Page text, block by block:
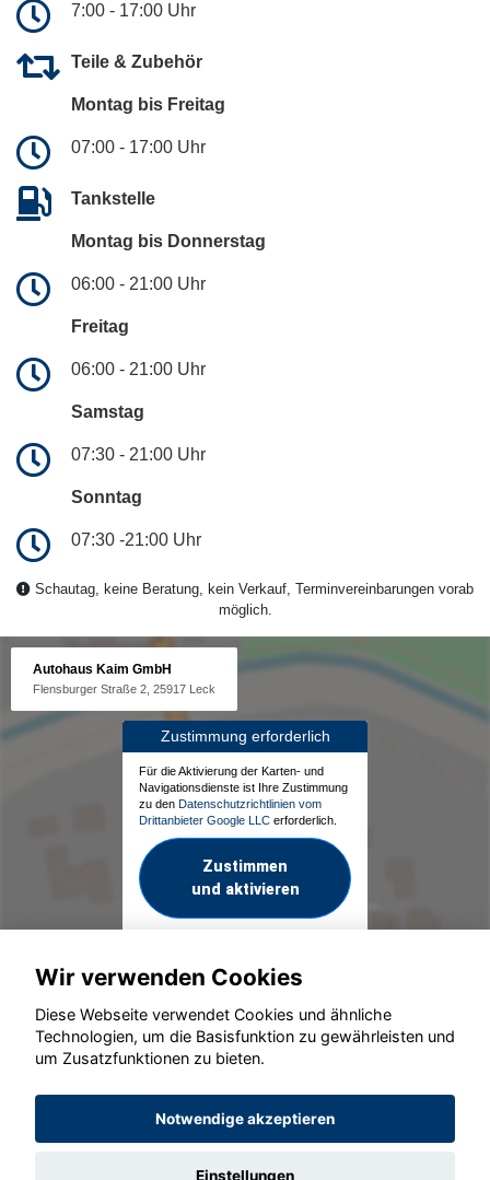
7:00 - 17:00 Uhr
Teile & Zubehör
Montag bis Freitag
07:00 - 17:00 Uhr
Tankstelle
Montag bis Donnerstag
06:00 - 21:00 Uhr
Freitag
06:00 - 21:00 Uhr
Samstag
07:30 - 21:00 Uhr
Sonntag
07:30 -21:00 Uhr
Schautag, keine Beratung, kein Verkauf, Terminvereinbarungen vorab
möglich.
Autohaus Kaim GmbH
Flensburger Straße 2, 25917 Leck
Zustimmung erforderlich
Für die Aktivierung der Karten- und
Navigationsdienste ist Ihre Zustimmung
zu den Datenschutzrichtlinien vom
Drittanbieter Google LLC erforderlich.
Zustimmen
und aktivieren
© konjunkturmotor.de GmbH 2020 - 2026
Wir verwenden Cookies
Diese Webseite verwendet Cookies und ähnliche
Technologien, um die Basisfunktion zu gewährleisten und
um Zusatzfunktionen zu bieten.
Notwendige akzeptieren
Einstellungen